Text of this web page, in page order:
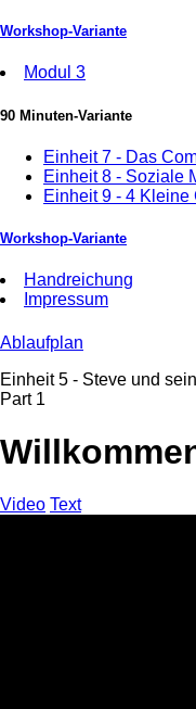
Workshop-Variante
Modul 3
90 Minuten-Variante
Einheit 7 - Das
Einheit 8 - Soziale
Einheit 9 - 4 Kleine
Workshop-Variante
Handreichung
Impressum
Ablaufplan
Einheit 5 - Steve und
Part 1
Video Text